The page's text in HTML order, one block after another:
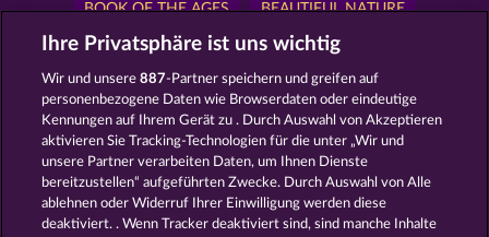
BOOK OF THE AGES BEAUTIFUL NATURE
SIMPLY THE BEST ROYAL SEVEN
Ihre Privatsphäre ist uns wichtig
Wir und unsere887-Partner speichern und greifen auf
personenbezogene Daten wie Browserdaten oder eindeutige
Kennungen auf Ihrem Gerät zu . Durch Auswahl von Akzeptieren
aktivieren Sie Tracking-Technologien für die unter „Wir und
unsere Partner verarbeiten Daten, um Ihnen Dienste
bereitzustellen“ aufgeführten Zwecke. Durch Auswahl von Alle
ablehnen oder Widerruf Ihrer Einwilligung werden diese
deaktiviert. . Wenn Tracker deaktiviert sind, sind manche Inhalte